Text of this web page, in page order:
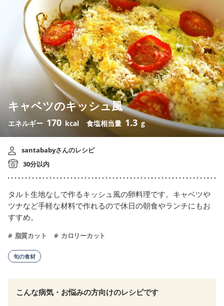
キャベツのキッシュ風
エネルギー 170 kcal 食塩相当量 1.3 g
santababyさんのレシピ
30分以内
タルト生地なしで作るキッシュ風の卵料理です。キャベツや
ツナなど手軽な材料で作れるので休日の朝食やランチにもお
すすめ。
脂質カット カロリーカット
旬の食材
こんな病気・お悩みの方向けのレシピです